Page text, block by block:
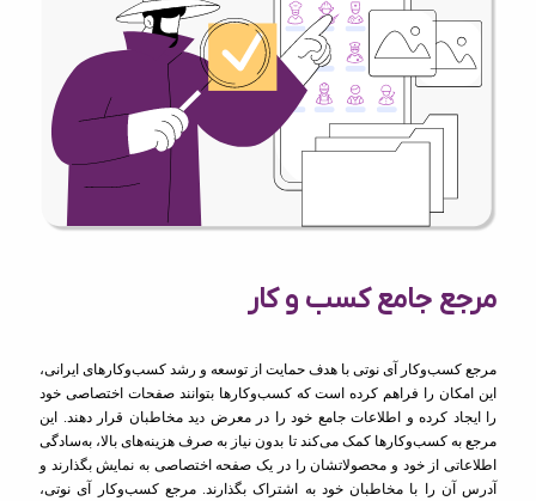
مرجع جامع کسب و کار
مرجع کسب‌وکار آی نوتی با هدف حمایت از توسعه و رشد کسب‌وکارهای ایرانی،
این امکان را فراهم کرده است که کسب‌وکارها بتوانند صفحات اختصاصی خود
را ایجاد کرده و اطلاعات جامع خود را در معرض دید مخاطبان قرار دهند. این
مرجع به کسب‌وکارها کمک می‌کند تا بدون نیاز به صرف هزینه‌های بالا، به‌سادگی
اطلاعاتی از خود و محصولاتشان را در یک صفحه اختصاصی به نمایش بگذارند و
آدرس آن را با مخاطبان خود به اشتراک بگذارند. مرجع کسب‌وکار آی نوتی،